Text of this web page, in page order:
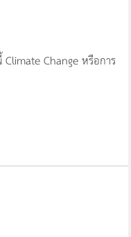
Climate Change หรือการ